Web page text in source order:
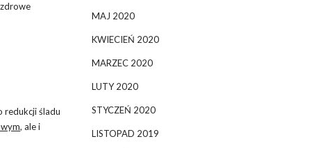
redukcji śladu
, ale i
MAJ 2020
KWIECIEŃ 2020
MARZEC 2020
LUTY 2020
STYCZEŃ 2020
LISTOPAD 2019